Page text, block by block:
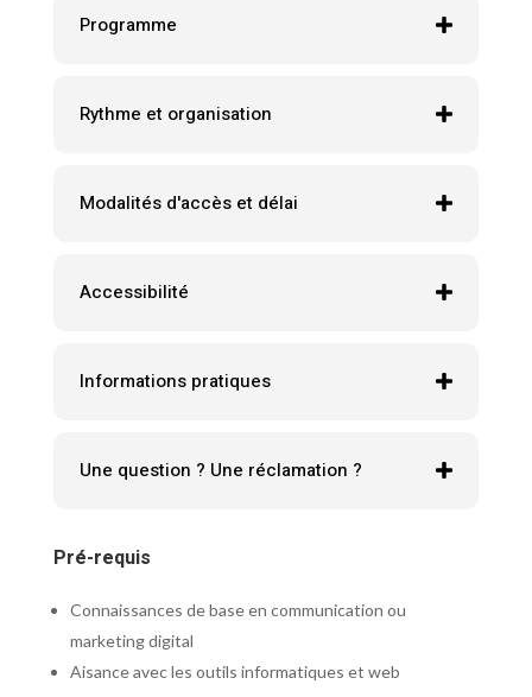
Programme
Rythme et organisation
Modalités d'accès et délai
Accessibilité
Informations pratiques
Une question ? Une réclamation ?
Pré-requis
Connaissances de base en communication ou
marketing digital
Aisance avec les outils informatiques et web